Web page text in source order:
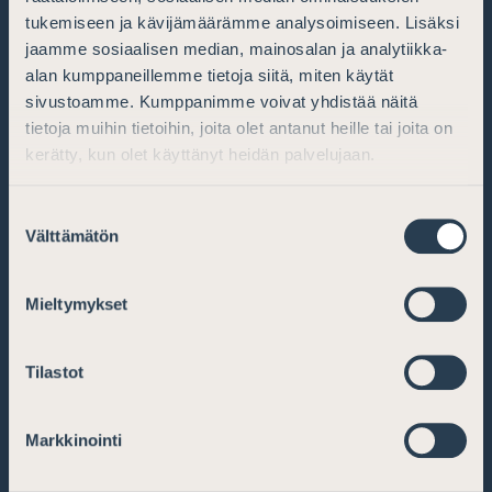
tukemiseen ja kävijämäärämme analysoimiseen. Lisäksi
jaamme sosiaalisen median, mainosalan ja analytiikka-
alan kumppaneillemme tietoja siitä, miten käytät
sivustoamme. Kumppanimme voivat yhdistää näitä
tietoja muihin tietoihin, joita olet antanut heille tai joita on
kerätty, kun olet käyttänyt heidän palvelujaan.
valinta
Välttämätön
Mieltymykset
Tilastot
Markkinointi
Vill du upprätta ett